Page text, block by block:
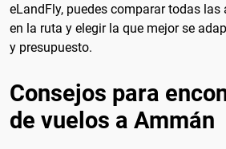
eLandFly, puedes comparar todas las
en la ruta y elegir la que mejor se
y presupuesto.
Consejos para
de vuelos a Ammán